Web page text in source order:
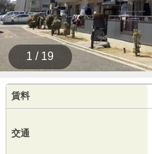
1 / 19
賃料
交通